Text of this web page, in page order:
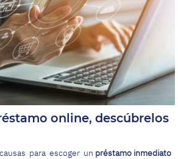
online, descúbrelos
para escoger un préstamo inmediato